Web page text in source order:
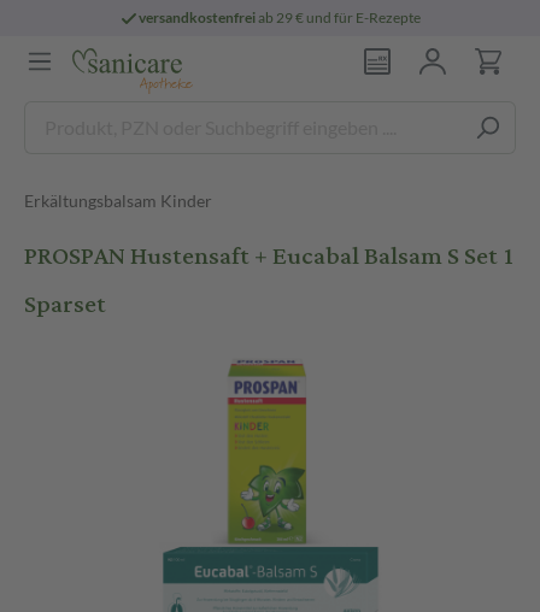
versandkostenfreiab 29 € und für E-Rezepte
Erkältungsbalsam Kinder
PROSPAN Hustensaft + Eucabal Balsam S Set 1
Sparset